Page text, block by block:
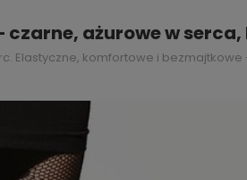
czarne, ażurowe w
Elastyczne, komfortowe i